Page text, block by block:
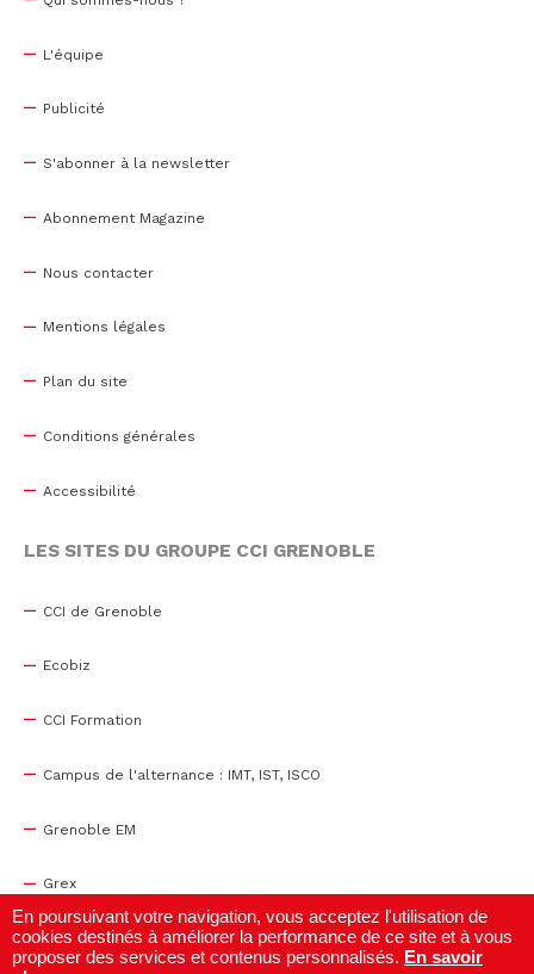
L'équipe
Publicité
S'abonner à la newsletter
Abonnement Magazine
Nous contacter
Mentions légales
Plan du site
Conditions générales
Accessibilité
LES SITES DU GROUPE CCI GRENOBLE
CCI de Grenoble
Ecobiz
CCI Formation
Campus de l'alternance : IMT, IST, ISCO
Grenoble EM
Grex
WTC Grenoble
En poursuivant votre navigation, vous acceptez l'utilisation de
cookies destinés à améliorer la performance de ce site et à vous
proposer des services et contenus personnalisés. En savoir